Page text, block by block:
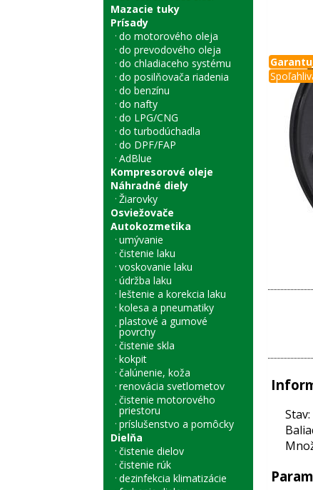
Mazacie tuky
Prísady
do motorového oleja
do prevodového oleja
do chladiaceho systému
do posilňovača riadenia
do benzínu
do nafty
do LPG/CNG
do turbodúchadla
do DPF/FAP
AdBlue
Kompresorové oleje
Náhradné diely
Žiarovky
Osviežovače
Autokozmetika
umývanie
čistenie laku
voskovanie laku
údržba laku
leštenie a korekcia laku
kolesa a pneumatiky
plastové a gumové
povrchy
čistenie skla
kokpit
čalúnenie, koža
renovácia svetlometov
čistenie motorového
priestoru
príslušenstvo a pomôcky
Dielňa
čistenie dielov
čistenie rúk
dezinfekcia klimatizácie